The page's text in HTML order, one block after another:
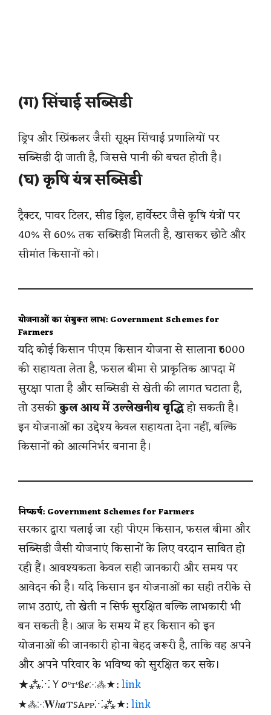
(ग) सिंचाई सब्सिडी
ड्रिप और स्प्रिंकलर जैसी सूक्ष्म सिंचाई प्रणालियों पर
सब्सिडी दी जाती है, जिससे पानी की बचत होती है।
(घ) कृषि यंत्र सब्सिडी
ट्रैक्टर, पावर टिलर, सीड ड्रिल, हार्वेस्टर जैसे कृषि यंत्रों पर
40% से 60% तक सब्सिडी मिलती है, खासकर छोटे और
सीमांत किसानों को।
योजनाओं का संयुक्त लाभ: Government Schemes for
Farmers
यदि कोई किसान पीएम किसान योजना से सालाना ₹6000
की सहायता लेता है, फसल बीमा से प्राकृतिक आपदा में
सुरक्षा पाता है और सब्सिडी से खेती की लागत घटाता है,
तो उसकीकुल आय में उल्लेखनीय वृद्धिहो सकती है।
इन योजनाओं का उद्देश्य केवल सहायता देना नहीं, बल्कि
किसानों को आत्मनिर्भर बनाना है।
निष्कर्ष: Government Schemes for Farmers
सरकार द्वारा चलाई जा रही पीएम किसान, फसल बीमा और
सब्सिडी जैसी योजनाएं किसानों के लिए वरदान साबित हो
रही हैं। आवश्यकता केवल सही जानकारी और समय पर
आवेदन की है। यदि किसान इन योजनाओं का सही तरीके से
लाभ उठाएं, तो खेती न सिर्फ सुरक्षित बल्कि लाभकारी भी
बन सकती है। आज के समय में हर किसान को इन
योजनाओं की जानकारी होना बेहद जरूरी है, ताकि वह अपने
और अपने परिवार के भविष्य को सुरक्षित कर सके।
★⁂⁙Ｙ𝘰ᶹтᶹß𝒆⁙⁂★:link
★⁂⁙𝐖ℎ𝒂𐍄ꜱꭺᴩᴩ⁙⁂★:link